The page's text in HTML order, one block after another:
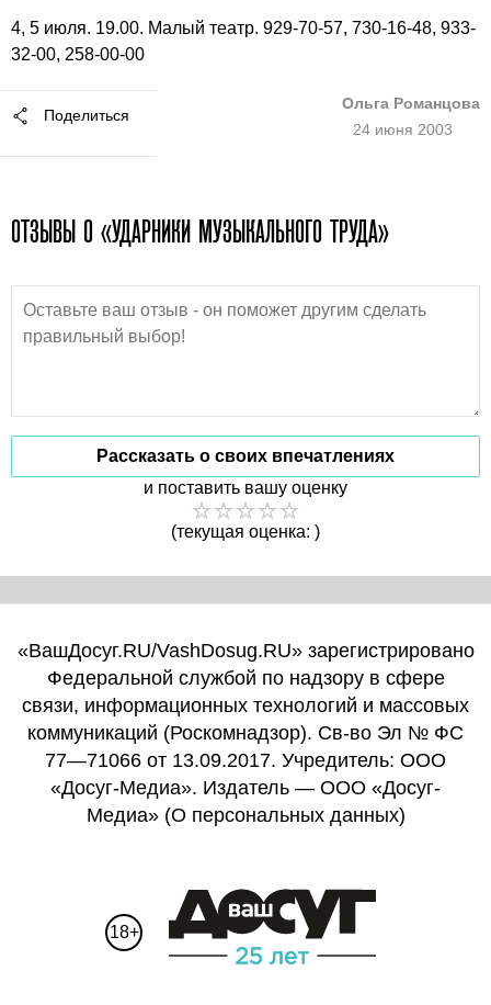
4, 5 июля. 19.00. Малый театр. 929-70-57, 730-16-48, 933-
32-00, 258-00-00
Поделиться
Ольга Романцова
24 июня 2003
ОТЗЫВЫ О «УДАРНИКИ МУЗЫКАЛЬНОГО ТРУДА»
Рассказать о своих впечатлениях
и поставить вашу оценку
(текущая оценка: )
«ВашДосуг.RU/VashDosug.RU» зарегистрировано
Федеральной службой по надзору в сфере
связи, информационных технологий и массовых
коммуникаций (Роскомнадзор). Св-во Эл № ФС
77—71066 от 13.09.2017. Учредитель: ООО
«Досуг-Медиа». Издатель — ООО «Досуг-
Медиа» (О персональных данных)
18+